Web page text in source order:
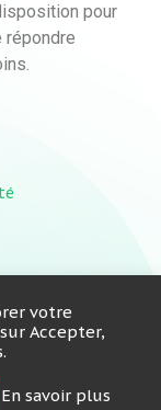
pour
répondre
votre
Accepter,
En savoir plus